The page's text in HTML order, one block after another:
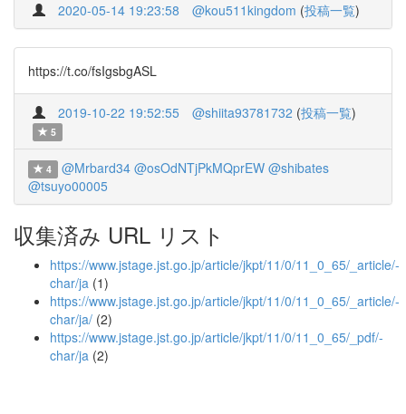
2020-05-14 19:23:58 @kou511kingdom (投稿一覧)
https://t.co/fsIgsbgASL
2019-10-22 19:52:55 @shiita93781732 (投稿一覧)
5
4 @Mrbard34 @osOdNTjPkMQprEW @shibates
@tsuyo00005
収集済み URL リスト
https://www.jstage.jst.go.jp/article/jkpt/11/0/11_0_65/_article/-
char/ja (1)
https://www.jstage.jst.go.jp/article/jkpt/11/0/11_0_65/_article/-
char/ja/ (2)
https://www.jstage.jst.go.jp/article/jkpt/11/0/11_0_65/_pdf/-
char/ja (2)